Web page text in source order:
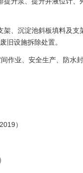
架、沉淀池斜板填料及
旧设施拆除处置。
作业、安全生产、防水
）